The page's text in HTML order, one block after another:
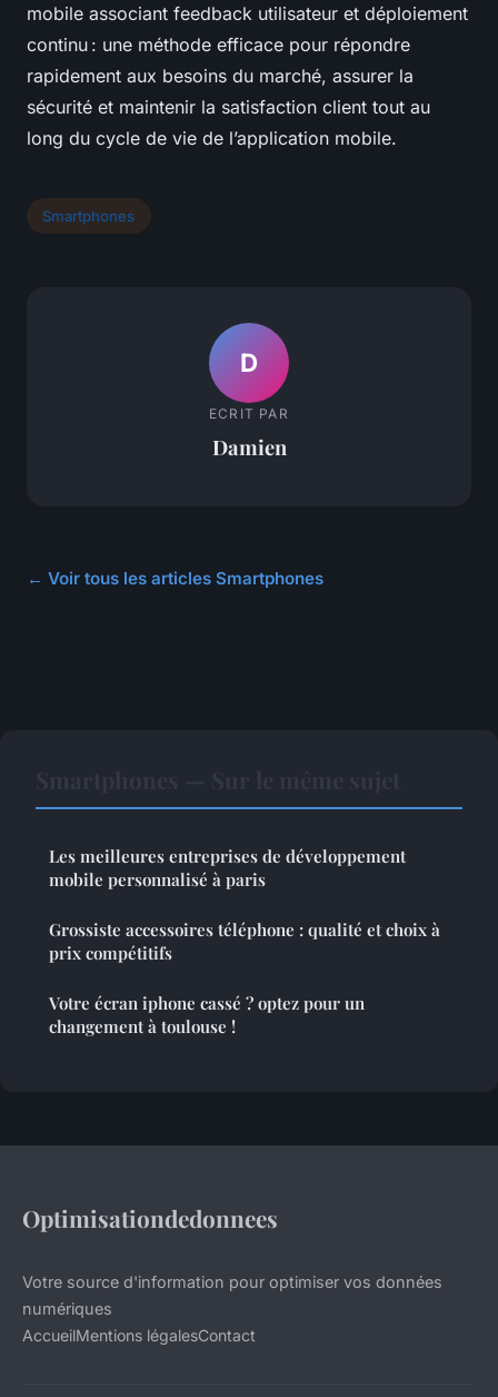
mobile associant feedback utilisateur et déploiement
continu : une méthode efficace pour répondre
rapidement aux besoins du marché, assurer la
sécurité et maintenir la satisfaction client tout au
long du cycle de vie de l’application mobile.
Smartphones
D
ECRIT PAR
Damien
← Voir tous les articles Smartphones
Les meilleures entreprises de développement
mobile personnalisé à paris
Grossiste accessoires téléphone : qualité et choix à
prix compétitifs
Votre écran iphone cassé ? optez pour un
changement à toulouse !
Optimisationdedonnees
Votre source d'information pour optimiser vos données
numériques
AccueilMentions légalesContact